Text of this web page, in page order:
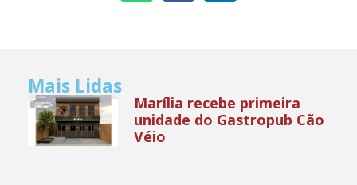
Mais Lidas
Marília recebe primeira
unidade do Gastropub Cão
Véio